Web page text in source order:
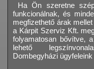
Ha Ön szeretne
funkcionálnak, és
megfizethető árak
a Kárpit Szerviz Kft.
folyamatosan bővítve,
lehető
Dombegyházi